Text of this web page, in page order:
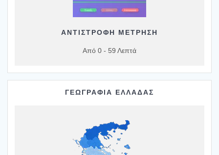
ΑΝΤΙΣΤΡΟΦΗ ΜΕΤΡΗΣΗ
Από 0 - 59 Λεπτά
ΓΕΩΓΡΑΦΙΑ ΕΛΛΑΔΑΣ